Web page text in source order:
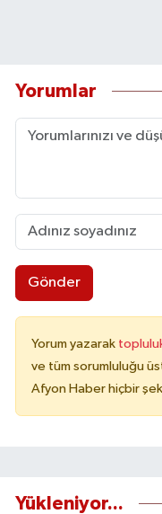
Yorumlar
Gönder
Yorum yazarak topluluk
ve tüm sorumluluğu
Afyon Haber hiçbir
Yükleniyor...